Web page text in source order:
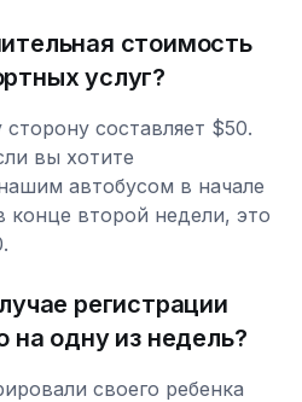
стоимость
услуг?
составляет $50.
вы хотите
автобусом в начале
конце второй недели, это
регистрации
на одну из недель?
своего ребенка